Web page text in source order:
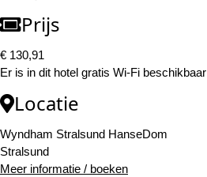
Prijs
€ 130,91
Er is in dit hotel gratis Wi-Fi beschikbaar
Locatie
Wyndham Stralsund HanseDom
Stralsund
Meer informatie / boeken